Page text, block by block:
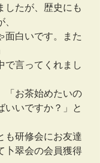
したが、歴史にも
面白いです。また
で言ってくれまし
「お茶始めたいの
いいですか？」と
も研修会にお友達
卜翠会の会員獲得